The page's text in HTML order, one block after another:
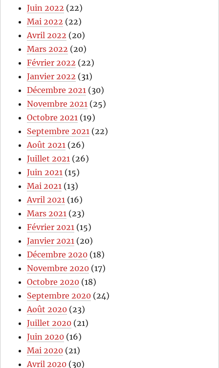
Juin 2022 (22)
Mai 2022 (22)
Avril 2022 (20)
Mars 2022 (20)
Février 2022 (22)
Janvier 2022 (31)
Décembre 2021 (30)
Novembre 2021 (25)
Octobre 2021 (19)
Septembre 2021 (22)
Août 2021 (26)
Juillet 2021 (26)
Juin 2021 (15)
Mai 2021 (13)
Avril 2021 (16)
Mars 2021 (23)
Février 2021 (15)
Janvier 2021 (20)
Décembre 2020 (18)
Novembre 2020 (17)
Octobre 2020 (18)
Septembre 2020 (24)
Août 2020 (23)
Juillet 2020 (21)
Juin 2020 (16)
Mai 2020 (21)
Avril 2020 (30)